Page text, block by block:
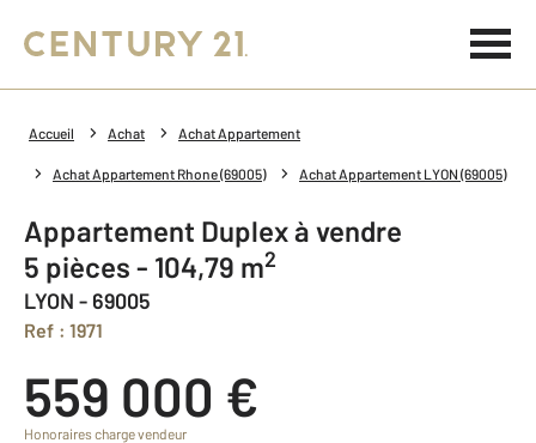
Accueil Achat Achat Appartement
Achat Appartement Rhone (69005) Achat Appartement LYON (69005)
Appartement Duplex à vendre
5 pièces - 104,79 m2
LYON - 69005
Ref : 1971
559 000 €
Honoraires charge vendeur